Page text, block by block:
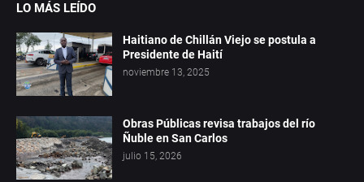
LO MÁS LEÍDO
Haitiano de Chillán Viejo se postula a
Presidente de Haití
noviembre 13, 2025
Obras Públicas revisa trabajos del río
Ñuble en San Carlos
julio 15, 2026